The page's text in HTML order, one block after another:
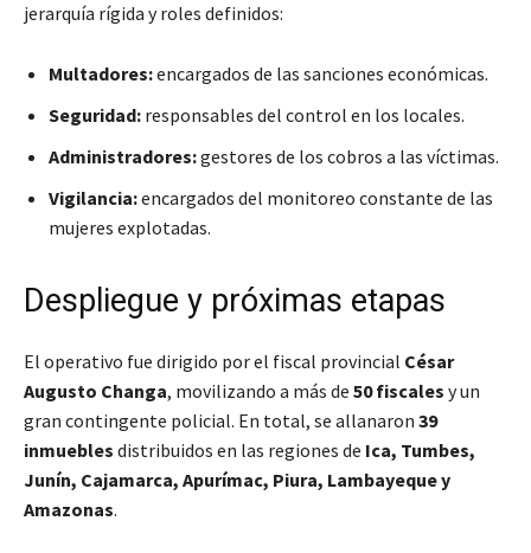
jerarquía rígida y roles definidos:
Multadores:encargados de las sanciones económicas.
Seguridad: responsables del control en los locales.
Administradores:gestores de los cobros a las víctimas.
Vigilancia:encargados del monitoreo constante de las
mujeres explotadas.
Despliegue y próximas etapas
El operativo fue dirigido por el fiscal provincial César
Augusto Changa, movilizando a más de 50 fiscales y un
gran contingente policial. En total, se allanaron 39
inmuebles distribuidos en las regiones de Ica, Tumbes,
Junín, Cajamarca, Apurímac, Piura, Lambayeque y
Amazonas.